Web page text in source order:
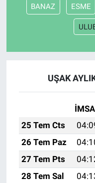
BANAZ ESME
UŞAK
25 Tem Cts
26 Tem Paz
27 Tem Pts
28 Tem Sal